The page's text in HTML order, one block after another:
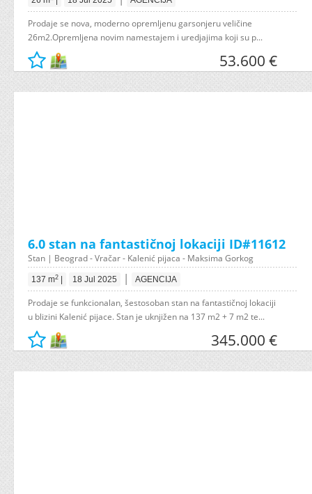
Prodaje se nova, moderno opremljenu garsonjeru veličine
26m2.Opremljena novim namestajem i uredjajima koji su p...
53.600 €
6.0 stan na fantastičnoj lokaciji ID#11612
Stan | Beograd - Vračar - Kalenić pijaca - Maksima Gorkog
137 m2 18 Jul 2025 | AGENCIJA
Prodaje se funkcionalan, šestosoban stan na fantastičnoj lokaciji
u blizini Kalenić pijace. Stan je uknjižen na 137 m2 + 7 m2 te...
345.000 €